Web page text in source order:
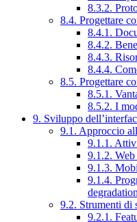
8.3.2.
8.4. Progettare
8.4.1.
8.4.2.
8.4.3.
8.4.4.
8.5. Progettare
8.5.1.
8.5.2. I
9. Sviluppo
9.1. Approccio
9.1.1.
9.1.2. Web
9.1.3.
9.1.4.
degradation
9.2. Strumenti di
9.2.1.